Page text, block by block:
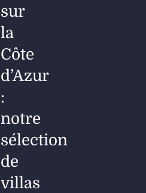
sur
la
Côte
d’Azur
:
notre
sélection
de
villas